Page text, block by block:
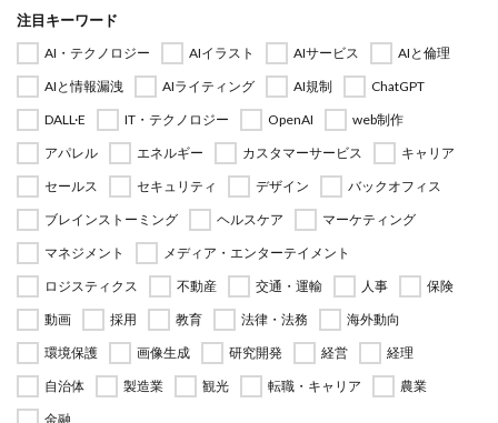
注目キーワード
AI・テクノロジー AIイラスト AIサービス
AIと倫理
AIと情報漏洩
AIライティング AI規制
ChatGPT
DALL·E
IT・テクノロジー OpenAI
web制作
アパレル
エネルギー カスタマーサービス
キャリア
セールス
セキュリティ デザイン
バックオフィス
ブレインストーミング
ヘルスケア
マーケティング
マネジメント
メディア・エンターテイメント
ロジスティクス
不動産 交通・運輸 人事
保険
動画
採用 教育 法律・法務
海外動向
環境保護
画像生成 研究開発 経営
経理
自治体
製造業 観光 転職・キャリア
農業
金融